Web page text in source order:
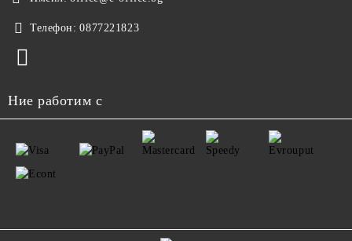
Телефон: 0877221823
Ние работим с